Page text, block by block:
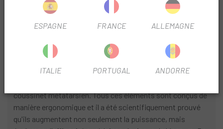
pied reste là où il le devrait. Avec la combinaison de toutes
ces fonctionnalités, vous pouvez être sûr que nous
En matière de confort, nous avons conservé tous les
éléments Body Geometry que vous connaissez et aimez,
coussinet métatarsien. Tous ces éléments sont conçus de
manière ergonomique et il a été scientifiquement prouvé
qu'ils augmentent non seulement la puissance, mais
ESPAGNE FRANCE ALLEMAGNE
ITALIE PORTUGAL ANDORRE